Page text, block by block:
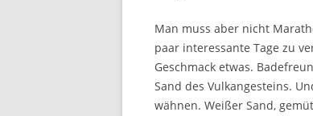
Man muss aber nicht
paar interessante Tage zu
Geschmack etwas.
Sand des Vulkangesteins.
wähnen. Weißer Sand,